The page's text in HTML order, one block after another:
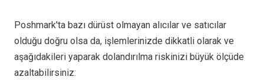
Poshmark'ta bazı dürüst olmayan alıcılar ve satıcılar
olduğu doğru olsa da, işlemlerinizde dikkatli olarak ve
aşağıdakileri yaparak dolandırılma riskinizi büyük ölçüde
azaltabilirsiniz: